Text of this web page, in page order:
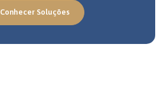
Conhecer Soluções